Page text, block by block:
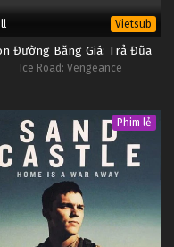
Vietsub
Đường Băng Giá: Trả Đũa
Ice Road: Vengeance
Phim lẻ